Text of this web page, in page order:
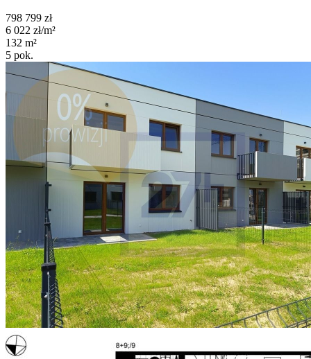
798 799 zł
6 022 zł/m²
132 m²
5 pok.